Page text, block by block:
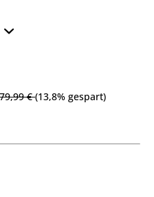
€(13,8% gespart)